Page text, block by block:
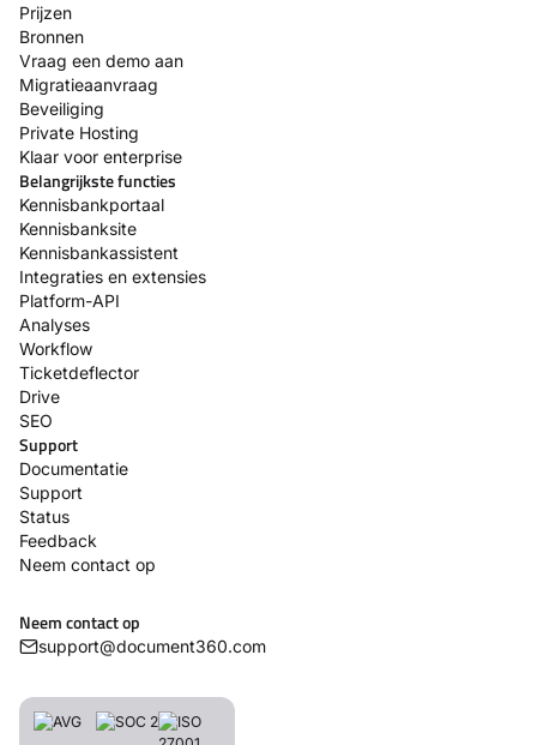
Prijzen
Bronnen
Vraag een demo aan
Migratieaanvraag
Beveiliging
Private Hosting
Klaar voor enterprise
Belangrijkste functies
Kennisbankportaal
Kennisbanksite
Kennisbankassistent
Integraties en extensies
Platform-API
Analyses
Workflow
Ticketdeflector
Drive
SEO
Support
Documentatie
Support
Status
Feedback
Neem contact op
Neem contact op
support@document360.com